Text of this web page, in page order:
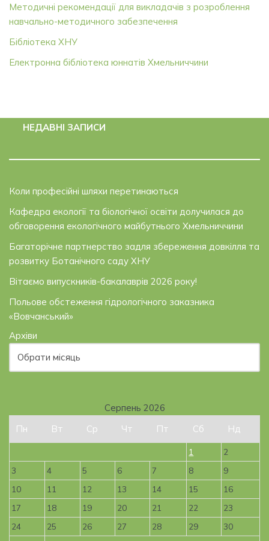
Методичні рекомендації для викладачів з розроблення
навчально-методичного забезпечення
Бібліотека ХНУ
Електронна бібліотека юннатів Хмельниччини
НЕДАВНІ ЗАПИСИ
Коли професійні шляхи перетинаються
Кафедра екології та біологічної освіти долучилася до
обговорення екологічного майбутнього Хмельниччини
Багаторічне партнерство задля збереження довкілля та
розвитку Ботанічного саду ХНУ
Вітаємо випускників-бакалаврів 2026 року!
Польове обстеження гідрологічного заказника
«Вовчанський»
Архіви
Серпень 2026
Пн
Вт Ср Чт Пт Сб Нд
1
2
3
4 5 6 7 8
9
10
11 12 13 14 15
16
17
18 19 20 21 22
23
24
25 26 27 28 29
30